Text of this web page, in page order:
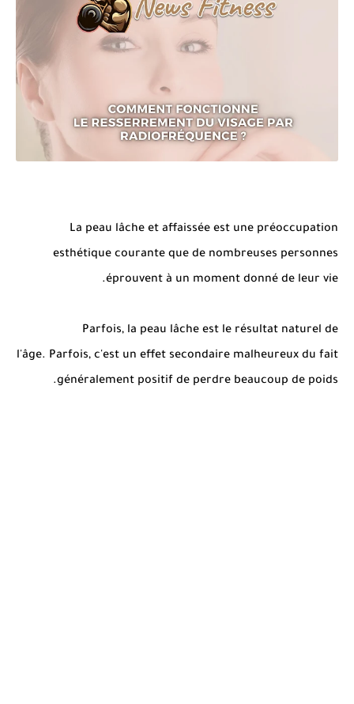
La peau lâche et affaissée est une préoccupation
esthétique courante que de nombreuses personnes
éprouvent à un moment donné de leur vie.
Parfois, la peau lâche est le résultat naturel de
l'âge. Parfois, c'est un effet secondaire malheureux du fait
généralement positif de perdre beaucoup de poids.